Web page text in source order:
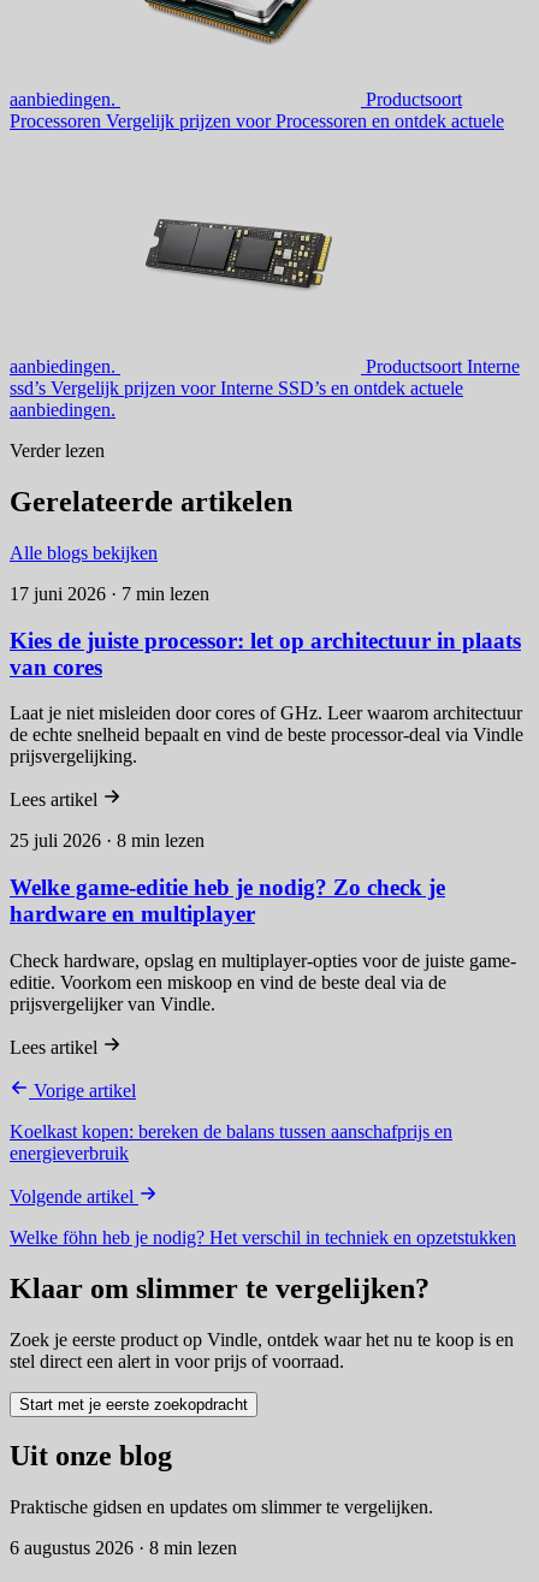
aanbiedingen.
Productsoort
Processoren Vergelijk prijzen voor Processoren en ontdek actuele
aanbiedingen. Productsoort Interne
ssd’s Vergelijk prijzen voor Interne SSD’s en ontdek actuele
aanbiedingen.
Verder lezen
Gerelateerde artikelen
Alle blogs bekijken
17 juni 2026 · 7 min lezen
Kies de juiste processor: let op architectuur in plaats
van cores
Laat je niet misleiden door cores of GHz. Leer waarom architectuur
de echte snelheid bepaalt en vind de beste processor-deal via Vindle
prijsvergelijking.
Lees artikel
25 juli 2026 · 8 min lezen
Welke game-editie heb je nodig? Zo check je
hardware en multiplayer
Check hardware, opslag en multiplayer-opties voor de juiste game-
editie. Voorkom een miskoop en vind de beste deal via de
prijsvergelijker van Vindle.
Lees artikel
Vorige artikel
Koelkast kopen: bereken de balans tussen aanschafprijs en
energieverbruik
Volgende artikel
Welke föhn heb je nodig? Het verschil in techniek en opzetstukken
Klaar om slimmer te vergelijken?
Zoek je eerste product op Vindle, ontdek waar het nu te koop is en
stel direct een alert in voor prijs of voorraad.
Start met je eerste zoekopdracht
Uit onze blog
Praktische gidsen en updates om slimmer te vergelijken.
6 augustus 2026 · 8 min lezen